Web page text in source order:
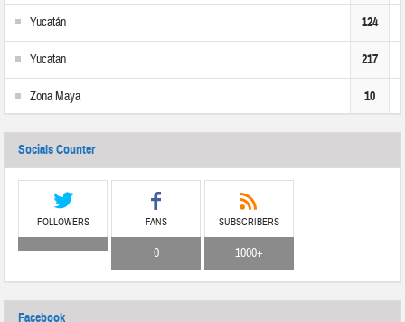
Yucatán 124
Yucatan 217
Zona Maya 10
Socials Counter
FOLLOWERS FANS
0
SUBSCRIBERS
1000+
Facebook